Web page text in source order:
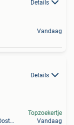
Details
Vandaag
Details
Oostende Zandvoorde +Oostende
Topzoekertje
Vandaag